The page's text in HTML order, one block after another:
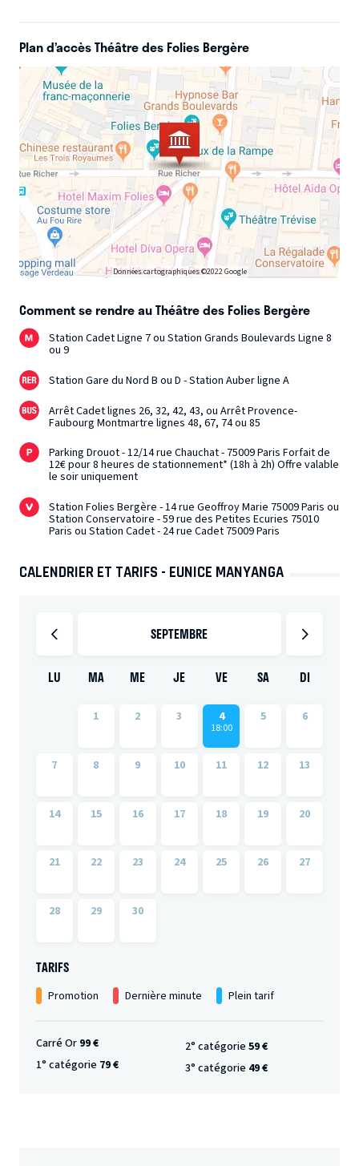
Plan d’accès Théâtre des Folies Bergère
Données cartographiques ©2022 Google
Comment se rendre au Théâtre des Folies Bergère
Station Cadet Ligne 7 ou Station Grands Boulevards Ligne 8
ou 9
Station Gare du Nord B ou D - Station Auber ligne A
Arrêt Cadet lignes 26, 32, 42, 43, ou Arrêt Provence-
Faubourg Montmartre lignes 48, 67, 74 ou 85
Parking Drouot - 12/14 rue Chauchat - 75009 Paris Forfait de
12€ pour 8 heures de stationnement* (18h à 2h) Offre valable
le soir uniquement
Station Folies Bergère - 14 rue Geoffroy Marie 75009 Paris ou
Station Conservatoire - 59 rue des Petites Ecuries 75010
Paris ou Station Cadet - 24 rue Cadet 75009 Paris
CALENDRIER ET TARIFS - EUNICE MANYANGA
SEPTEMBRE
LU MA ME JE VE SA DI
1 2 3 4
18:00
5 6
7 8 9 10 11 12 13
14 15 16 17 18 19 20
21 22 23 24 25 26 27
28 29 30
TARIFS
Promotion Dernière minute Plein tarif
Carré Or 99 €
1° catégorie 79 €
2° catégorie 59 €
3° catégorie 49 €